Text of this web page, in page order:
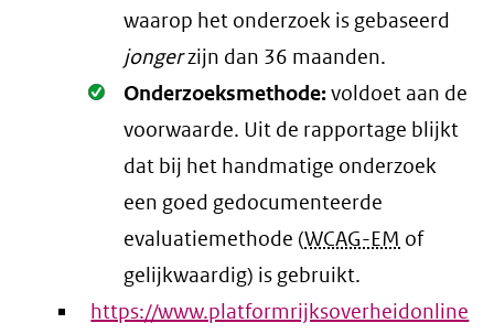
waarop het onderzoek is gebaseerd
jongerzijn dan 36 maanden.
Oké.
Onderzoeksmethode:voldoet aan de
voorwaarde. Uit de rapportage blijkt
dat bij het handmatige onderzoek
een goed gedocumenteerde
evaluatiemethode (WCAG-EM of
gelijkwaardig) is gebruikt.
https://www.platformrijksoverheidonline